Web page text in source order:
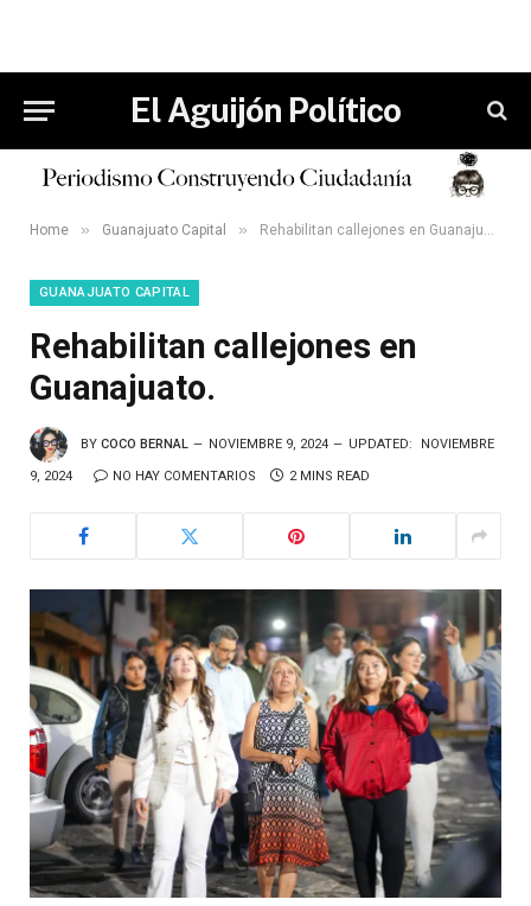
El Aguijón Político
Home » Guanajuato Capital » Rehabilitan callejones en Guanajuato.
GUANAJUATO CAPITAL
Rehabilitan callejones en
Guanajuato.
BY COCO BERNAL NOVIEMBRE 9, 2024 UPDATED: NOVIEMBRE
9, 2024 NO HAY COMENTARIOS 2 MINS READ